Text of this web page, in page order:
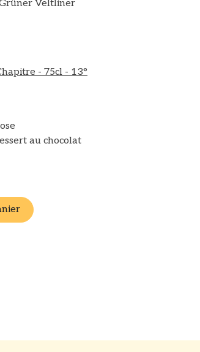
Veltliner
- 75cl - 13°
au chocolat